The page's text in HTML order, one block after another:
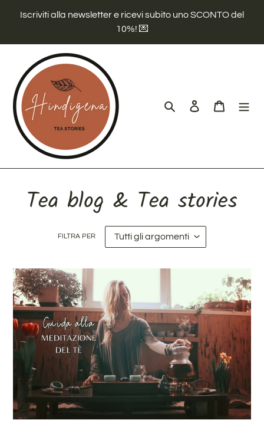
direttamente
contenuti
Iscriviti alla newsletter e ricevi subito uno SCONTO del
10%! 💌
Cerca Accedi Carrello
Tea blog & Tea stories
FILTRA PER